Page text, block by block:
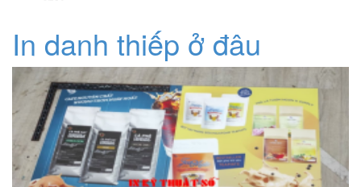
In danh thiếp ở đâu